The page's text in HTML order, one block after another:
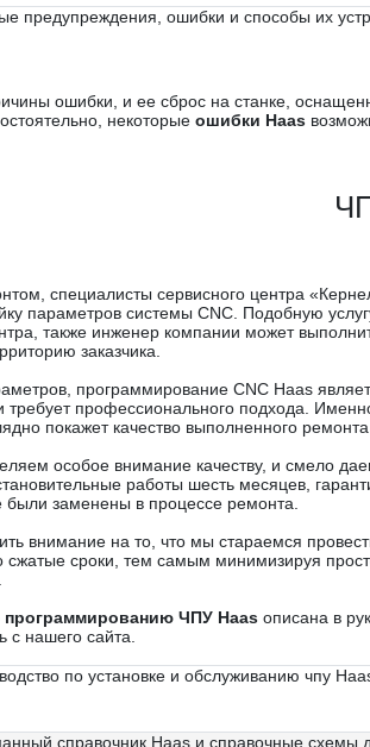
предупреждения, ошибки и способы их
ошибки, и ее сброс на станке,
некоторые ошибки Haas
специалисты сервисного центра
параметров системы CNC. Подобную
также инженер компании может
заказчика.
программирование CNC Haas
требует профессионального подхода.
покажет качество выполненного ремонта
особое внимание качеству, и смело
работы шесть месяцев,
были заменены в процессе ремонта.
внимание на то, что мы стараемся
сжатые сроки, тем самым минимизируя
программированию ЧПУ Haas описана в
с нашего сайта.
по установке и обслуживанию чпу
справочник Haas и справочные